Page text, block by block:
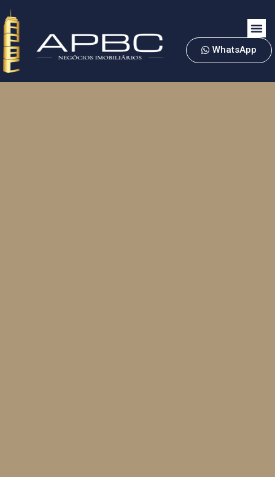
WhatsApp